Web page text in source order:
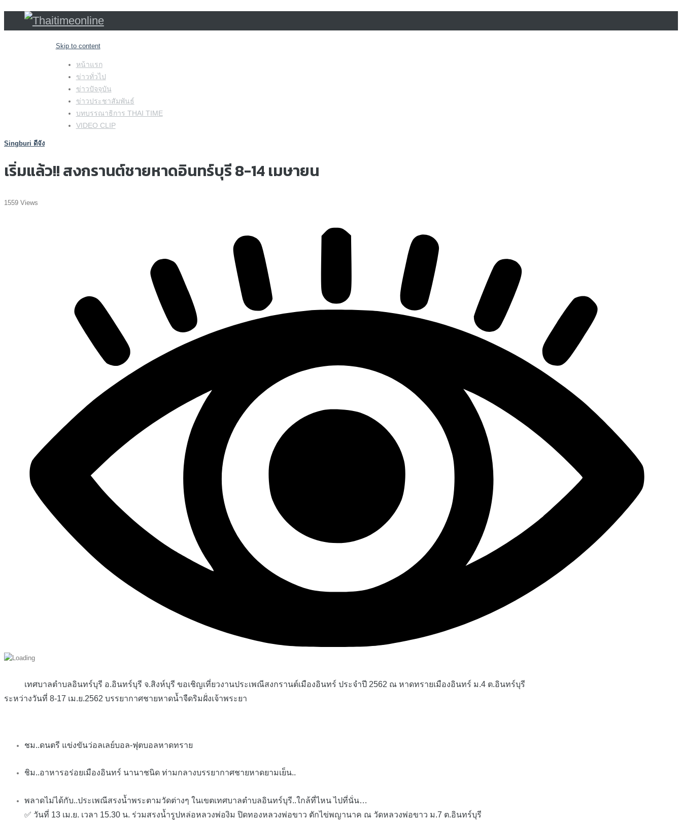
Skip to content
หน้าแรก
ข่าวทั่วไป
ข่าวปัจจุบัน
ข่าวประชาสัมพันธ์
บทบรรณาธิการ THAI TIME
VIDEO CLIP
Singburi ดีจัง
เริ่มแล้ว!! สงกรานต์ชายหาดอินทร์บุรี 8-14 เมษายน
1559 Views
เทศบาลตำบลอินทร์บุรี อ.อินทร์บุรี จ.สิงห์บุรี ขอเชิญเที่ยวงานประเพณีสงกรานต์เมืองอินทร์ ประจำปี 2562 ณ หาดทรายเมืองอินทร์ ม.4 ต.อินทร์บุรี
ระหว่างวันที่ 8-17 เม.ย.2562 บรรยากาศชายหาดน้ำจืดริมฝั่งเจ้าพระยา
ชม..ดนตรี แข่งขันว่อลเลย์บอล-ฟุตบอลหาดทราย
ชิม..อาหารอร่อยเมืองอินทร์ นานาชนิด ท่ามกลางบรรยากาศชายหาดยามเย็น..
พลาดไม่ได้กับ..ประเพณีสรงน้ำพระตามวัดต่างๆ ในเขตเทศบาลตำบลอินทร์บุรี..ใกล้ที่ไหน ไปที่นั่น…
✅ วันที่ 13 เม.ย. เวลา 15.30 น. ร่วมสรงน้ำรูปหล่อหลวงพ่องิม ปิดทองหลวงพ่อขาว ตักไข่พญานาค ณ วัดหลวงพ่อขาว ม.7 ต.อินทร์บุรี